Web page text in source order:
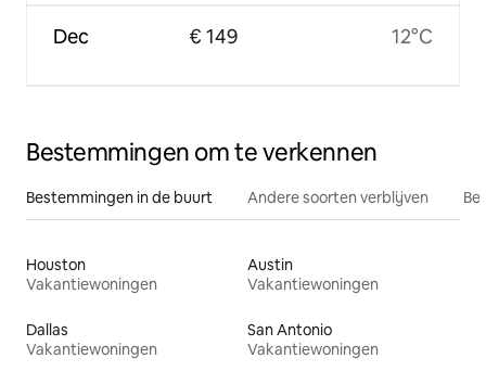
Dec € 149 12°C
Bestemmingen om te verkennen
Bestemmingen in de buurt Andere soorten verblijven
Houston
Vakantiewoningen
Austin
Vakantiewoningen
Dallas
Vakantiewoningen
San Antonio
Vakantiewoningen